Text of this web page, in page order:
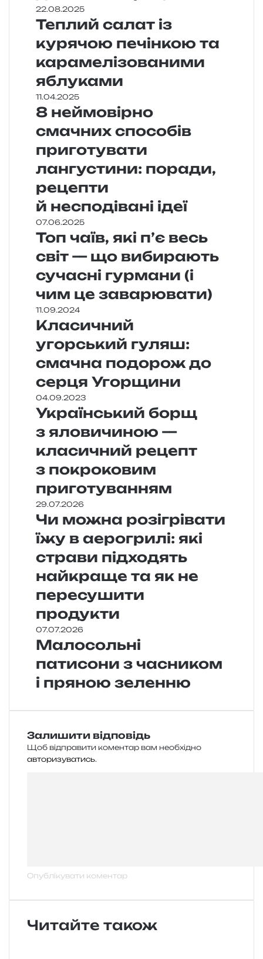
22.08.2025
Теплий салат із
курячою печінкою та
карамелізованими
яблуками
11.04.2025
8 неймовірно
смачних способів
приготувати
лангустини: поради,
рецепти
й несподівані ідеї
07.06.2025
Топ чаїв, які п’є весь
світ — що вибирають
сучасні гурмани (і
чим це заварювати)
11.09.2024
Класичний
угорський гуляш:
смачна подорож до
серця Угорщини
04.09.2023
Український борщ
з яловичиною —
класичний рецепт
з покроковим
приготуванням
29.07.2026
Чи можна розігрівати
їжу в аерогрилі: які
страви підходять
найкраще та як не
пересушити
продукти
07.07.2026
Малосольні
патисони з часником
і пряною зеленню
Залишити відповідь
Щоб відправити коментар вам необхідно
авторизуватись.
Читайте також